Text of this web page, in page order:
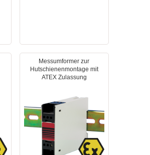
Messumformer zur
Hutschienenmontage mit
ATEX Zulassung